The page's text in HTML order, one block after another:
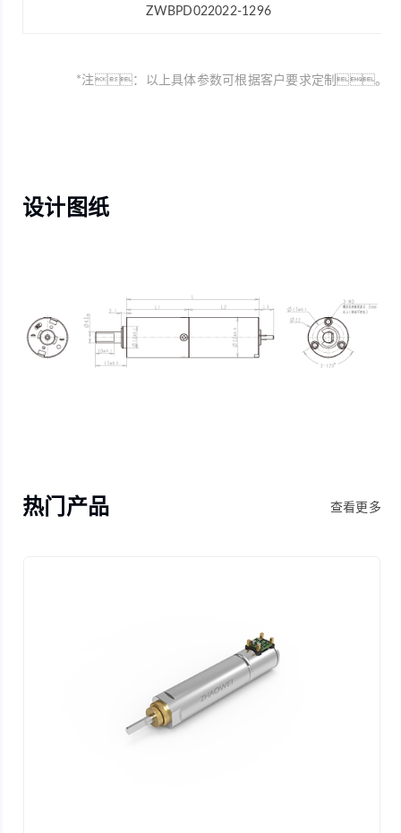
ZWBPD022022-1296
*注：以上具体参数可根据客户要求定制。
设计图纸
热门产品 查看更多